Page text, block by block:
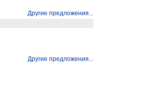
Другие предложения...
Другие предложения...